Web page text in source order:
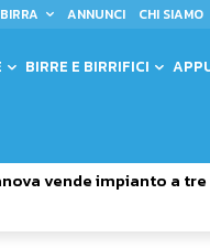
ANNUNCI CHI SIAMO
BIRRE E BIRRIFICI
vende impianto a tre